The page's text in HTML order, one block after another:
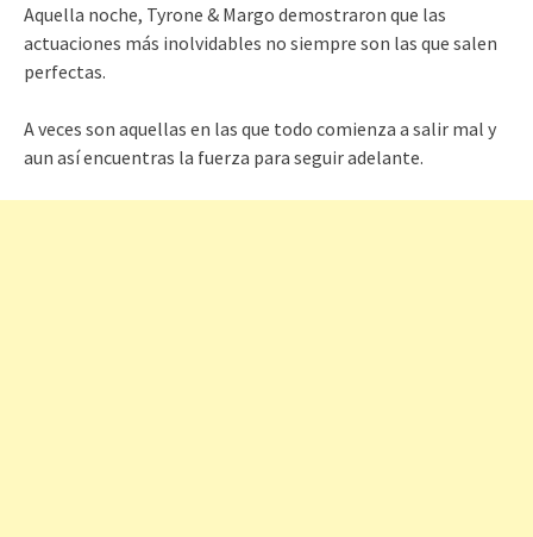
Aquella noche, Tyrone & Margo demostraron que las
actuaciones más inolvidables no siempre son las que salen
perfectas.
A veces son aquellas en las que todo comienza a salir mal y
aun así encuentras la fuerza para seguir adelante.